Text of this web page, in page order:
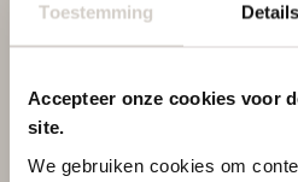
Toestemming Details
Accepteer onze cookies voor
site.
We gebruiken cookies om
Categorieën